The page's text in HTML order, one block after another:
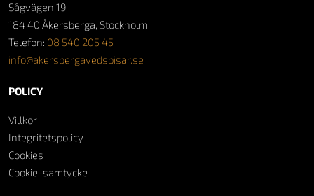
Sågvägen 19
184 40 Åkersberga, Stockholm
Telefon: 08 540 205 45
info@akersbergavedspisar.se
POLICY
Villkor
Integritetspolicy
Cookies
Cookie-samtycke